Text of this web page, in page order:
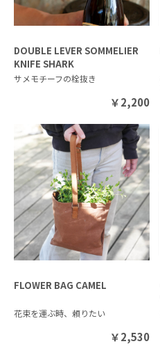
DOUBLE LEVER SOMMELIER
KNIFE SHARK
サメモチーフの栓抜き
￥2,200
FLOWER BAG CAMEL
花束を運ぶ時、頼りたい
￥2,530